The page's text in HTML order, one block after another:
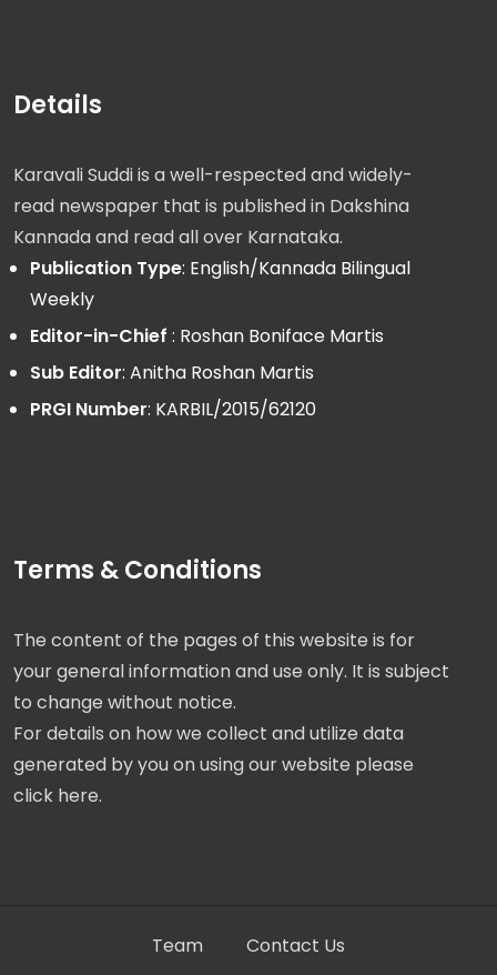
Details
Karavali Suddi is a well-respected and widely-
read newspaper that is published in Dakshina
Kannada and read all over Karnataka.
Publication Type: English/Kannada Bilingual
Weekly
Editor-in-Chief : Roshan Boniface Martis
Sub Editor: Anitha Roshan Martis
PRGI Number: KARBIL/2015/62120
Terms & Conditions
The content of the pages of this website is for
your general information and use only. It is subject
to change without notice.
For details on how we collect and utilize data
generated by you on using our website please
click here.
Team Contact Us